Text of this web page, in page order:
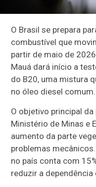
O Brasil se prepara
combustível que
partir de maio de
Mauá dará início a
do B20, uma mistura
no óleo diesel comum.
O objetivo principal
Ministério de Minas e
aumento da parte
problemas
no país conta com
reduzir a